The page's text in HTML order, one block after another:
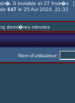
0 Invisible et 27 Invit�s [
647 le 25 Avr 2024, 21:32
derni�res minutes
Nom d'utilisateur: